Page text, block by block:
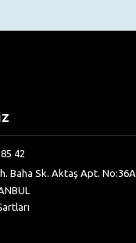
42
Baha Sk. Aktaş Apt. No:36A